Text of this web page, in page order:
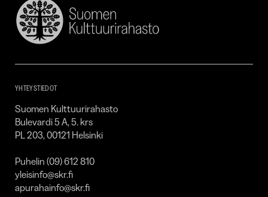
Suomen
Kulttuurirahasto
YHTEYSTIEDOT
Suomen Kulttuurirahasto
Bulevardi 5 A, 5. krs
PL 203, 00121 Helsinki
Puhelin (09) 612 810
yleisinfo@skr.fi
apurahainfo@skr.fi